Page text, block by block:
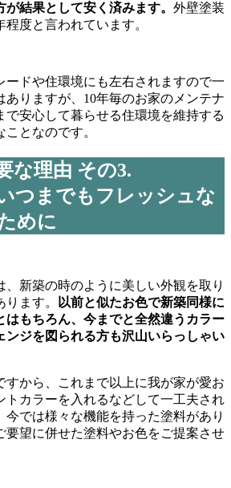
結果として安く済みます。 外壁塗装
度と言われています。
ードや住環境にも左右されますので一
ありますが、10年毎のお家のメンテナ
で安心して暮らせる住環境を維持する
となのです。
な理由 その3.
つまでもフレッシュな
めに
、新築の時のように美しい外観を取り
ます。
以前と似たお色で新築同様に
はもちろん、今までと全然違うカラー
ンジを図られる方も沢山いらっしゃい
すから、これまで以上に我が家が愛お
トカラーを入れるなどして一工夫され
今では様々な機能を持った塗料があり
要望に併せた塗料やお色をご提案させ